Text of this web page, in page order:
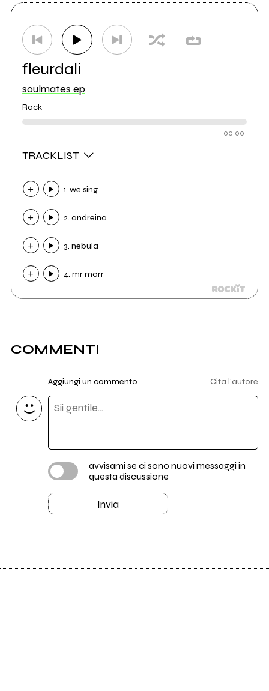
fleurdali
soulmates ep
Rock
00:00
TRACKLIST
1. we sing
2. andreina
3. nebula
4. mr morr
COMMENTI
Aggiungi un commento Cita l'autore
avvisami se ci sono nuovi messaggi in
questa discussione
Invia